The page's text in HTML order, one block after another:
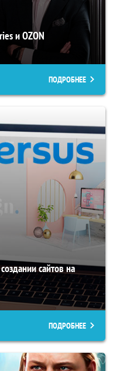
и OZON
ПОДРОБНЕЕ
сайтов на
ПОДРОБНЕЕ